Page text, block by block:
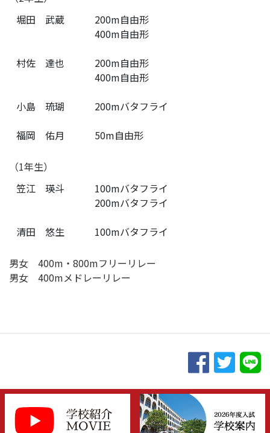
堀田 武蔵
200m自由形
400m自由形
村佐 達也
200m自由形
400m自由形
小島 琉瑚
200mバタフライ
福岡 佑月
50m自由形
（1年生）
笠江 瑛斗
100mバタフライ
200mバタフライ
清田 悠生
100mバタフライ
男女 400m・800mフリーリレー
男女 400mメドレーリレー